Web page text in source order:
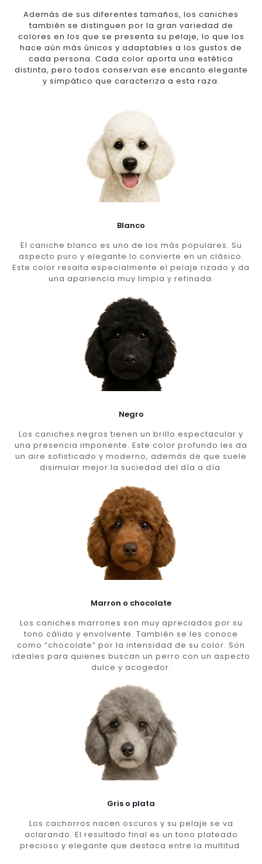
Además de sus diferentes tamaños, los caniches
también se distinguen por la gran variedad de
colores en los que se presenta su pelaje, lo que los
hace aún más únicos y adaptables a los gustos de
cada persona. Cada color aporta una estética
distinta, pero todos conservan ese encanto elegante
y simpático que caracteriza a esta raza.
Blanco
El caniche blanco es uno de los más populares. Su
aspecto puro y elegante lo convierte en un clásico.
Este color resalta especialmente el pelaje rizado y da
una apariencia muy limpia y refinada.
Negro
Los caniches negros tienen un brillo espectacular y
una presencia imponente. Este color profundo les da
un aire sofisticado y moderno, además de que suele
disimular mejor la suciedad del día a día.
Marron o chocolate
Los caniches marrones son muy apreciados por su
tono cálido y envolvente. También se les conoce
como “chocolate” por la intensidad de su color. Son
ideales para quienes buscan un perro con un aspecto
dulce y acogedor.
Gris o plata
Los cachorros nacen oscuros y su pelaje se va
aclarando. El resultado final es un tono plateado
precioso y elegante que destaca entre la multitud.